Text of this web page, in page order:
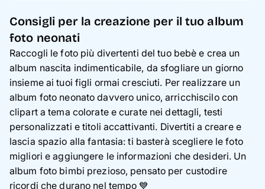
Consigli per la creazione per il tuo album
foto neonati
Raccogli le foto più divertenti del tuo bebè e crea un
album nascita indimenticabile, da sfogliare un giorno
insieme ai tuoi figli ormai cresciuti. Per realizzare un
album foto neonato davvero unico, arricchiscilo con
clipart a tema colorate e curate nei dettagli, testi
personalizzati e titoli accattivanti. Divertiti a creare e
lascia spazio alla fantasia: ti basterà scegliere le foto
migliori e aggiungere le informazioni che desideri. Un
album foto bimbi prezioso, pensato per custodire
ricordi che durano nel tempo 💙